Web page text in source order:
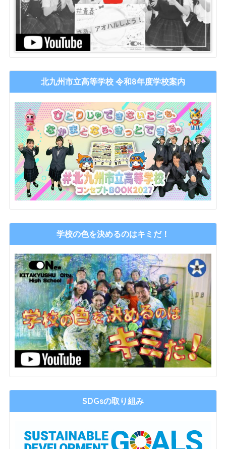
北九州市立高等学校 令和8年度学校案内
学校の色を決めるのはキミだ！
SDGsの取り組み